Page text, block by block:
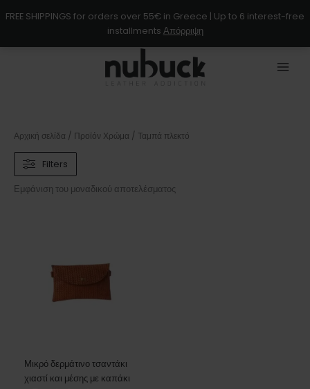
FREE SHIPPINGS for orders over 55€ in Greece | Up to 6 interest-free
installments Απόρριψη
στο
Αρχική σελίδα / Προϊόν Χρώμα / Ταμπά πλεκτό
Filters
Εμφάνιση του μοναδικού αποτελέσματος
Μικρό δερμάτινο τσαντάκι
χιαστί και μέσης με καπάκι